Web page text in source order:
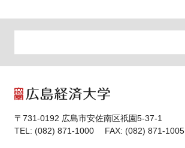
〒731-0192 広島市安佐南区祇園5-37-1
TEL: (082) 871-1000 FAX: (082) 871-1005